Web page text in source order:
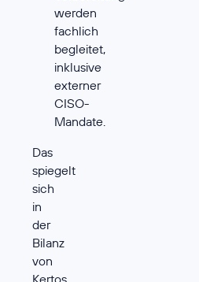
werden
fachlich
begleitet,
inklusive
externer
CISO-
Mandate.
Das
spiegelt
sich
in
der
Bilanz
von
Kertos